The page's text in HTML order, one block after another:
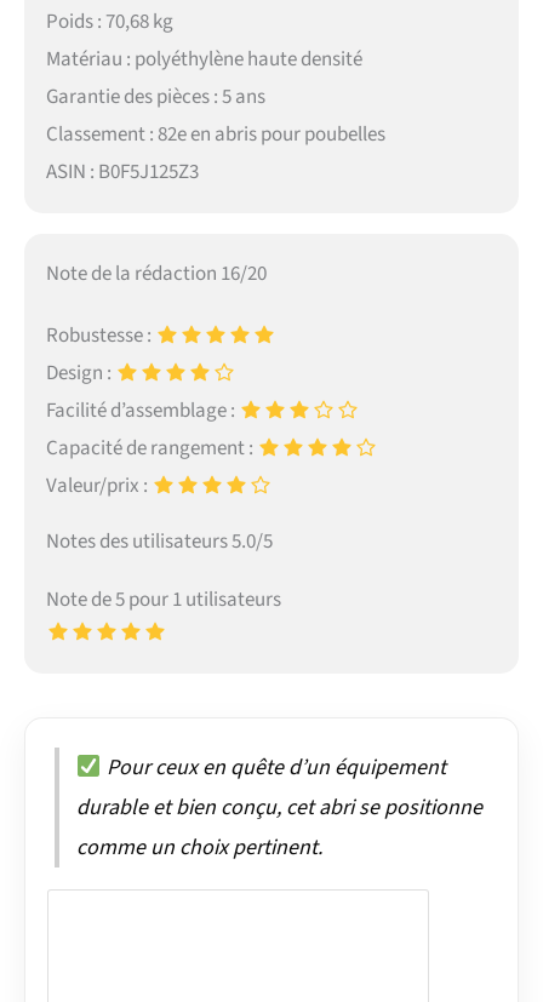
Poids : 70,68 kg
Matériau : polyéthylène haute densité
Garantie des pièces : 5 ans
Classement : 82e en abris pour poubelles
ASIN : B0F5J125Z3
Note de la rédaction 16/20
Robustesse :
Design :
Facilité d’assemblage :
Capacité de rangement :
Valeur/prix :
Notes des utilisateurs 5.0/5
Note de 5 pour 1 utilisateurs
Pour ceux en quête d’un équipement
durable et bien conçu, cet abri se positionne
comme un choix pertinent.